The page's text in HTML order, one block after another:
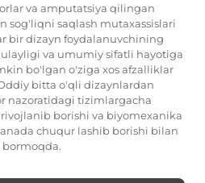
va amputatsiya qilingan
sog'liqni saqlash mutaxassislari
bir dizayn foydalanuvchining
va umumiy sifatli hayotiga
bo'lgan o'ziga xos afzalliklar
bitta o'qli dizaynlardan
nazoratidagi tizimlargacha
borishi va biyomexanika
chuqur lashib borishi bilan